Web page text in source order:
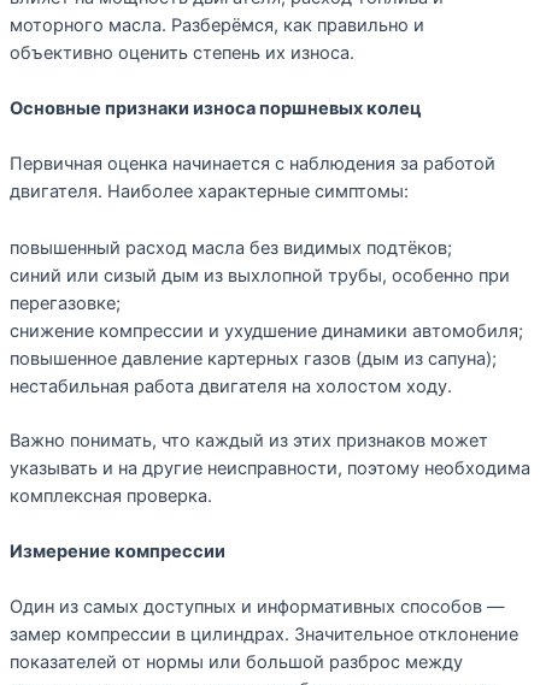
моторного масла. Разберёмся, как правильно и
объективно оценить степень их износа.
Основные признаки износа поршневых колец
Первичная оценка начинается с наблюдения за работой
двигателя. Наиболее характерные симптомы:
повышенный расход масла без видимых подтёков;
синий или сизый дым из выхлопной трубы, особенно при
перегазовке;
снижение компрессии и ухудшение динамики автомобиля;
повышенное давление картерных газов (дым из сапуна);
нестабильная работа двигателя на холостом ходу.
Важно понимать, что каждый из этих признаков может
указывать и на другие неисправности, поэтому необходима
комплексная проверка.
Измерение компрессии
Один из самых доступных и информативных способов —
замер компрессии в цилиндрах. Значительное отклонение
показателей от нормы или большой разброс между